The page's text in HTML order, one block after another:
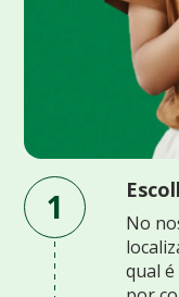
1
No
qual